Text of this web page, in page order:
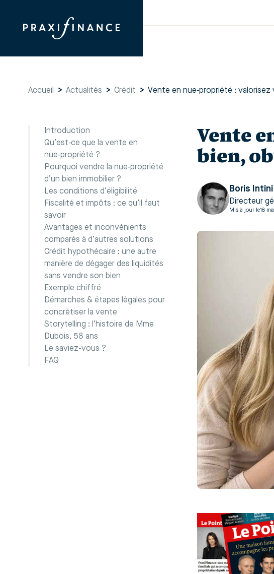
Accueil > Actualités > Crédit > Vente en nue‑propriété :
Introduction
Qu’est‑ce que la vente en
nue‑propriété ?
Pourquoi vendre la nue‑propriété
d’un bien immobilier ?
Les conditions d’éligibilité
Fiscalité et impôts : ce qu’il faut
savoir
Avantages et inconvénients
comparés à d’autres solutions
Crédit hypothécaire : une autre
manière de dégager des liquidités
sans vendre son bien
Exemple chiffré
Démarches & étapes légales pour
concrétiser la vente
Storytelling : l’histoire de Mme
Dubois, 58 ans
Le saviez-vous ?
FAQ
Vente
bien,
Boris Intini
Directeur
Mis à jour le18